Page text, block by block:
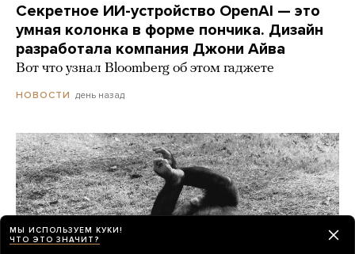
Секретное ИИ-устройство OpenAI — это
умная колонка в форме пончика. Дизайн
разработала компания Джони Айва
Вот что узнал Bloomberg об этом гаджете
НОВОСТИ день назад
МЫ ИСПОЛЬЗУЕМ КУКИ!
ЧТО ЭТО ЗНАЧИТ?